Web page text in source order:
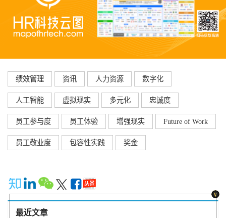
绩效管理 资讯 人力资源 数字化
人工智能 虚拟现实 多元化 忠诚度
员工参与度 员工体验 增强现实 Future of Work
员工敬业度 包容性实践 奖金
最近文章